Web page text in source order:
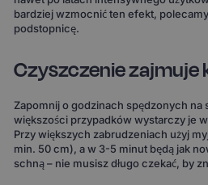
bardziej wzmocnić ten efekt,
podstopnicę.
Czyszczenie zajmuje
Zapomnij o godzinach spędzonych
większości przypadków wystarczy je
Przy większych zabrudzeniach użyj
min. 50 cm), a w 3-5 minut będą jak
schną – nie musisz długo czekać, by